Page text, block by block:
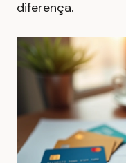
diferença.